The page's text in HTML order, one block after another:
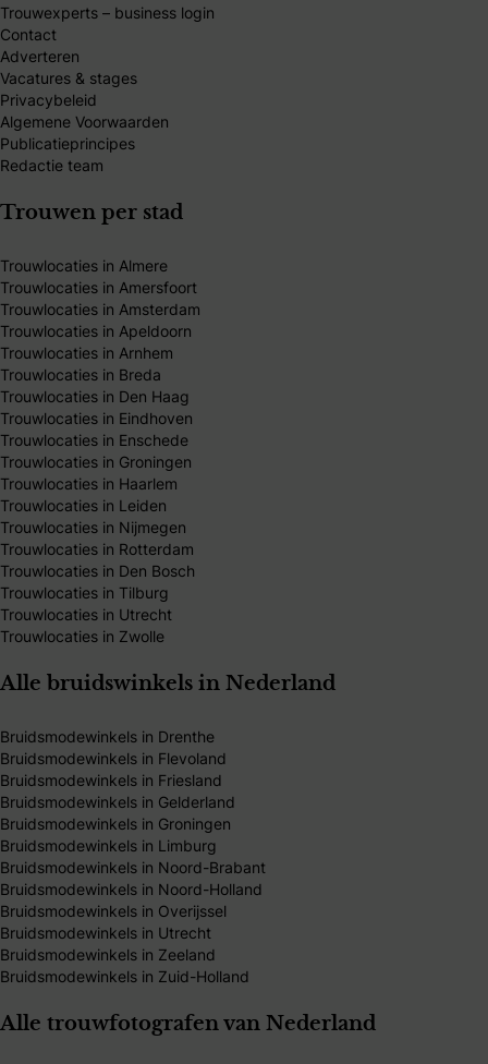
Trouwexperts – business login
Contact
Adverteren
Vacatures & stages
Privacybeleid
Algemene Voorwaarden
Publicatieprincipes
Redactie team
Trouwen per stad
Trouwlocaties in Almere
Trouwlocaties in Amersfoort
Trouwlocaties in Amsterdam
Trouwlocaties in Apeldoorn
Trouwlocaties in Arnhem
Trouwlocaties in Breda
Trouwlocaties in Den Haag
Trouwlocaties in Eindhoven
Trouwlocaties in Enschede
Trouwlocaties in Groningen
Trouwlocaties in Haarlem
Trouwlocaties in Leiden
Trouwlocaties in Nijmegen
Trouwlocaties in Rotterdam
Trouwlocaties in Den Bosch
Trouwlocaties in Tilburg
Trouwlocaties in Utrecht
Trouwlocaties in Zwolle
Alle bruidswinkels in Nederland
Bruidsmodewinkels in Drenthe
Bruidsmodewinkels in Flevoland
Bruidsmodewinkels in Friesland
Bruidsmodewinkels in Gelderland
Bruidsmodewinkels in Groningen
Bruidsmodewinkels in Limburg
Bruidsmodewinkels in Noord-Brabant
Bruidsmodewinkels in Noord-Holland
Bruidsmodewinkels in Overijssel
Bruidsmodewinkels in Utrecht
Bruidsmodewinkels in Zeeland
Bruidsmodewinkels in Zuid-Holland
Alle trouwfotografen van Nederland